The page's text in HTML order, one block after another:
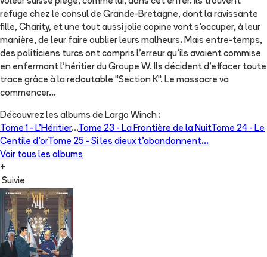
refuge chez le consul de Grande-Bretagne, dont la ravissante
fille, Charity, et une tout aussi jolie copine vont s'occuper, à leur
manière, de leur faire oublier leurs malheurs. Mais entre-temps,
des politiciens turcs ont compris l'erreur qu'ils avaient commise
en enfermant l'héritier du Groupe W. Ils décident d'effacer toute
trace grâce à la redoutable "Section K". Le massacre va
commencer...
Découvrez les albums de Largo Winch :
Tome 1 - L'Héritier...Tome 23 - La Frontière de la NuitTome 24 - Le
Centile d'orTome 25 - Si les dieux t'abandonnent...
Voir tous les albums
+
Suivie